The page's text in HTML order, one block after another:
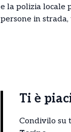
e la polizia locale
persone in
Ti è
Condivilo su